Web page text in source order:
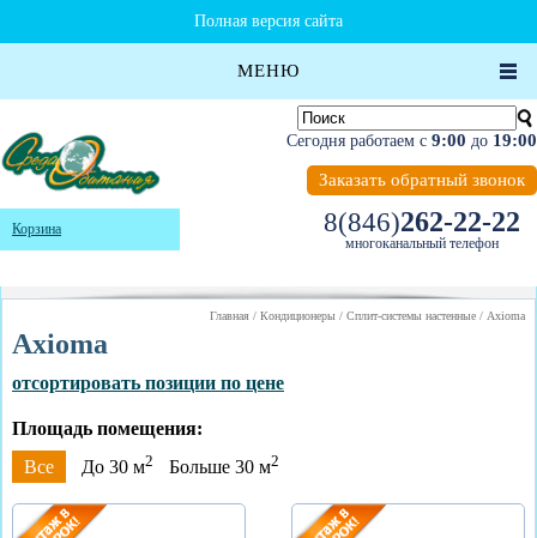
Полная версия сайта
МЕНЮ
Сегодня работаем с 9:00 до 19:00
Заказать обратный звонок
8(846)262-22-22
многоканальный телефон
Корзина
Главная / Кондиционеры / Сплит-системы настенные / Axioma
Axioma
отсортировать позиции по цене
Площадь помещения:
Все
До 30 м2 Больше 30 м2